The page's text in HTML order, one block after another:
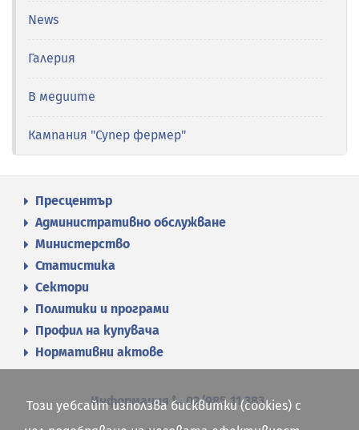
News
Галерия
В медиите
Кампания "Супер фермер"
Пресцентър
Административно обслужване
Министерство
Статистика
Сектори
Политики и програми
Профил на купувача
Нормативни актове
Информация 02/985 11 383
Този уебсайт използва бисквитки (cookies) с